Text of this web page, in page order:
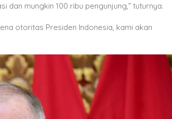
dan mungkin 100 ribu pengunjung,” tuturnya.
otoritas Presiden Indonesia, kami akan